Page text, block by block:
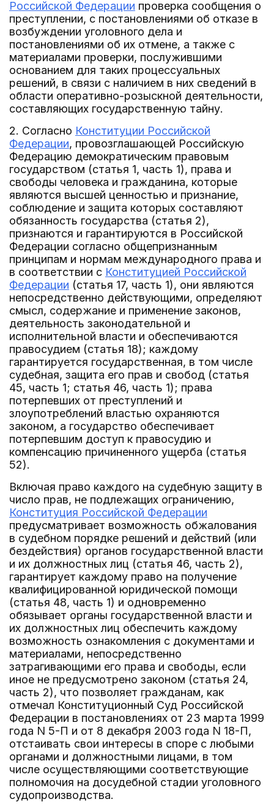
Российской Федерации проверка сообщения о
преступлении, с постановлениями об отказе в
возбуждении уголовного дела и
постановлениями об их отмене, а также с
материалами проверки, послужившими
основанием для таких процессуальных
решений, в связи с наличием в них сведений в
области оперативно-розыскной деятельности,
составляющих государственную тайну.
2. Согласно Конституции Российской
Федерации, провозглашающей Российскую
Федерацию демократическим правовым
государством (статья 1, часть 1), права и
свободы человека и гражданина, которые
являются высшей ценностью и признание,
соблюдение и защита которых составляют
обязанность государства (статья 2),
признаются и гарантируются в Российской
Федерации согласно общепризнанным
принципам и нормам международного права и
в соответствии с Конституцией Российской
Федерации (статья 17, часть 1), они являются
непосредственно действующими, определяют
смысл, содержание и применение законов,
деятельность законодательной и
исполнительной власти и обеспечиваются
правосудием (статья 18); каждому
гарантируется государственная, в том числе
судебная, защита его прав и свобод (статья
45, часть 1; статья 46, часть 1); права
потерпевших от преступлений и
злоупотреблений властью охраняются
законом, а государство обеспечивает
потерпевшим доступ к правосудию и
компенсацию причиненного ущерба (статья
52).
Включая право каждого на судебную защиту в
число прав, не подлежащих ограничению,
Конституция Российской Федерации
предусматривает возможность обжалования
в судебном порядке решений и действий (или
бездействия) органов государственной власти
и их должностных лиц (статья 46, часть 2),
гарантирует каждому право на получение
квалифицированной юридической помощи
(статья 48, часть 1) и одновременно
обязывает органы государственной власти и
их должностных лиц обеспечить каждому
возможность ознакомления с документами и
материалами, непосредственно
затрагивающими его права и свободы, если
иное не предусмотрено законом (статья 24,
часть 2), что позволяет гражданам, как
отмечал Конституционный Суд Российской
Федерации в постановлениях от 23 марта 1999
года N 5-П и от 8 декабря 2003 года N 18-П,
отстаивать свои интересы в споре с любыми
органами и должностными лицами, в том
числе осуществляющими соответствующие
полномочия на досудебной стадии уголовного
судопроизводства.